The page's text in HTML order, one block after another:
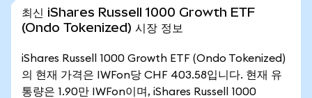
최신 iShares Russell 1000 Growth ETF
(Ondo Tokenized) 시장 정보
iShares Russell 1000 Growth ETF (Ondo Tokenized)
의 현재 가격은 IWFon당 CHF 403.58입니다. 현재 유
통량은 1.90만 IWFon이며, iShares Russell 1000